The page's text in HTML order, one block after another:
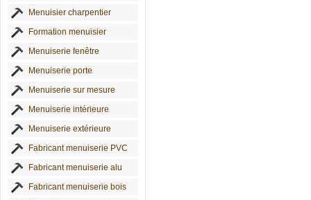
Menuisier charpentier
Formation menuisier
Menuiserie fenêtre
Menuiserie porte
Menuiserie sur mesure
Menuiserie intérieure
Menuiserie extérieure
Fabricant menuiserie PVC
Fabricant menuiserie alu
Fabricant menuiserie bois